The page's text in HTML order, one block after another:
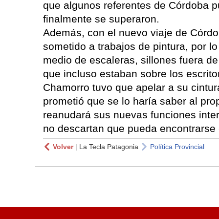
que algunos referentes de Córdoba
finalmente se superaron.
Además, con el nuevo viaje de
sometido a trabajos de pintura, por
medio de escaleras, sillones fuera
que incluso estaban sobre los
Chamorro tuvo que apelar a su
prometió que se lo haría saber al
reanudará sus nuevas funciones
no descartan que pueda
Volver| La Tecla Patagonia Política Provincial